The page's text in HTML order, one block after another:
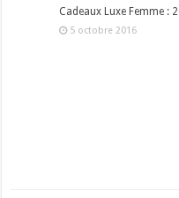
Cadeaux Luxe Femme :
5 octobre 2016